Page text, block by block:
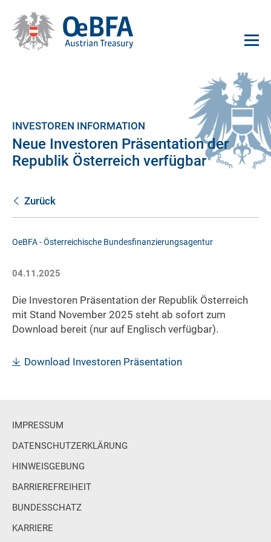
INVESTOREN INFORMATION
Neue Investoren Präsentation der
Republik Österreich verfügbar
Zurück
OeBFA - Österreichische Bundesfinanzierungsagentur
04.11.2025
Die Investoren Präsentation der Republik Österreich
mit Stand November 2025 steht ab sofort zum
Download bereit (nur auf Englisch verfügbar).
Download Investoren Präsentation
IMPRESSUM
DATENSCHUTZERKLÄRUNG
HINWEISGEBUNG
BARRIEREFREIHEIT
BUNDESSCHATZ
KARRIERE